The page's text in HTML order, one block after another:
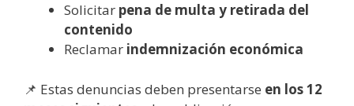
Solicitar pena de multa y retirada del
contenido
Reclamar indemnización económica
📌 Estas denuncias deben presentarse en los 12